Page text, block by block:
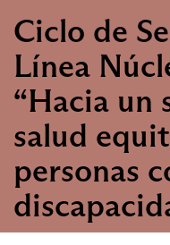
Ciclo de
Línea
“Hacia un
salud
personas